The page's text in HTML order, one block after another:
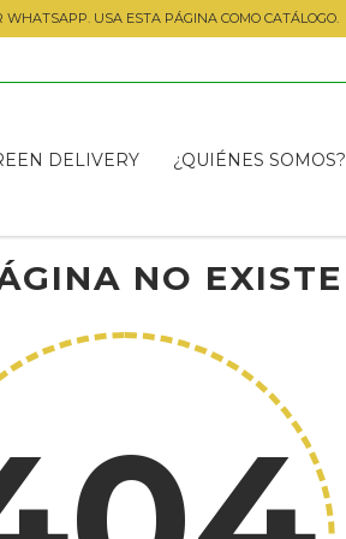
WHATSAPP. USA ESTA PÁGINA COMO CATÁLOGO.
DELIVERY ¿QUIÉNES SOMOS?
NO EXISTE